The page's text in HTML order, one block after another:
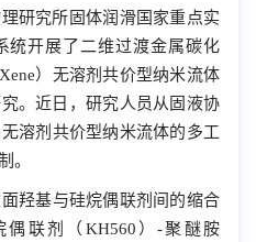
究所固体润滑国家重点实
统开展了二维过渡金属碳化
）无溶剂共价型纳米流体
。近日，研究人员从固液协
无溶剂共价型纳米流体的多工
。
羟基与硅烷偶联剂间的缩合
偶联剂（ KH560 ）-聚醚胺